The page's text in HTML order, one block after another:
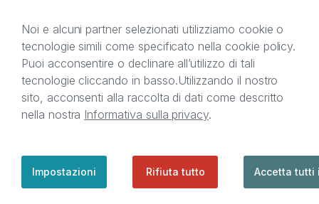
Il presente sito web è di proprietà di StreetLib S.r.l.
C.F. e P.IVA 05338720963. StreetLib S.r.l. è
titolare di tutti i diritti di proprietà intellettuale
afferenti ai marchi, loghi e segni distintivi presenti
sul sito web. Si invita l’utente a prendere visione
support@streetlib.com
Noi e alcuni partner selezionati utilizziamo cookie o
tecnologie simili come specificato nella cookie policy.
Puoi acconsentire o declinare all’utilizzo di tali
tecnologie cliccando in basso.Utilizzando il nostro
sito, acconsenti alla raccolta di dati come descritto
nella nostra Informativa sulla privacy.
Impostazioni Rifiuta tutto Accetta tutti